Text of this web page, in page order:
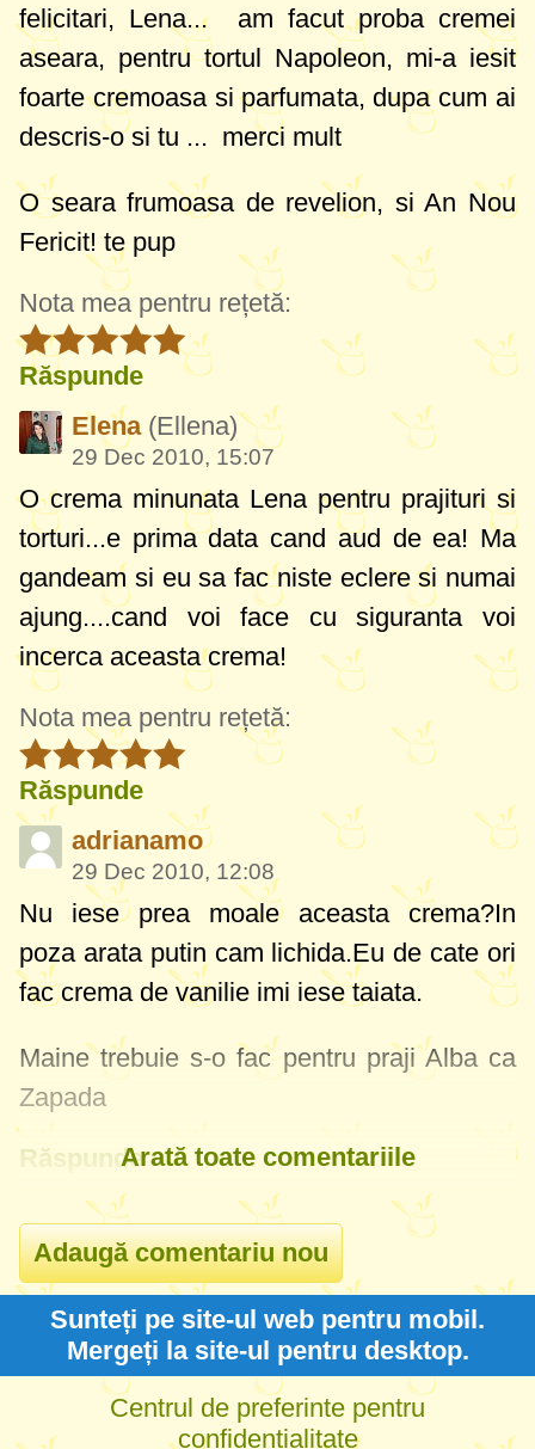
felicitari, Lena... am facut proba cremei
aseara, pentru tortul Napoleon, mi-a iesit
foarte cremoasa si parfumata, dupa cum ai
descris-o si tu ... merci mult
O seara frumoasa de revelion, si An Nou
Fericit! te pup
Nota mea pentru rețetă:
Răspunde
Elena (Ellena)
29 Dec 2010, 15:07
O crema minunata Lena pentru prajituri si
torturi...e prima data cand aud de ea! Ma
gandeam si eu sa fac niste eclere si numai
ajung....cand voi face cu siguranta voi
incerca aceasta crema!
Nota mea pentru rețetă:
Răspunde
adrianamo
29 Dec 2010, 12:08
Nu iese prea moale aceasta crema?In
poza arata putin cam lichida.Eu de cate ori
fac crema de vanilie imi iese taiata.
Maine trebuie s-o fac pentru praji Alba ca
Zapada
RăspundeArată toate comentariile
Sunteți pe site-ul web pentru mobil.
Mergeți la site-ul pentru desktop.
Centrul de preferinte pentru
confidentialitate